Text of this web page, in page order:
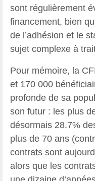
sont régulièrement
financement, bien
de l’adhésion et le
sujet complexe à
Pour mémoire, la
et 170 000
profonde de sa
son futur : les plus
désormais 28.7%
plus de 70 ans
contrats sont
alors que les